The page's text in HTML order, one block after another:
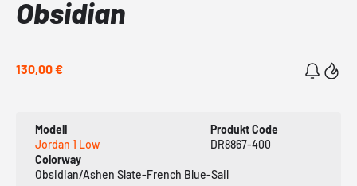
Obsidian
130,00 €
Modell
Jordan 1 Low
Produkt Code
DR8867-400
Colorway
Obsidian/Ashen Slate-French Blue-Sail